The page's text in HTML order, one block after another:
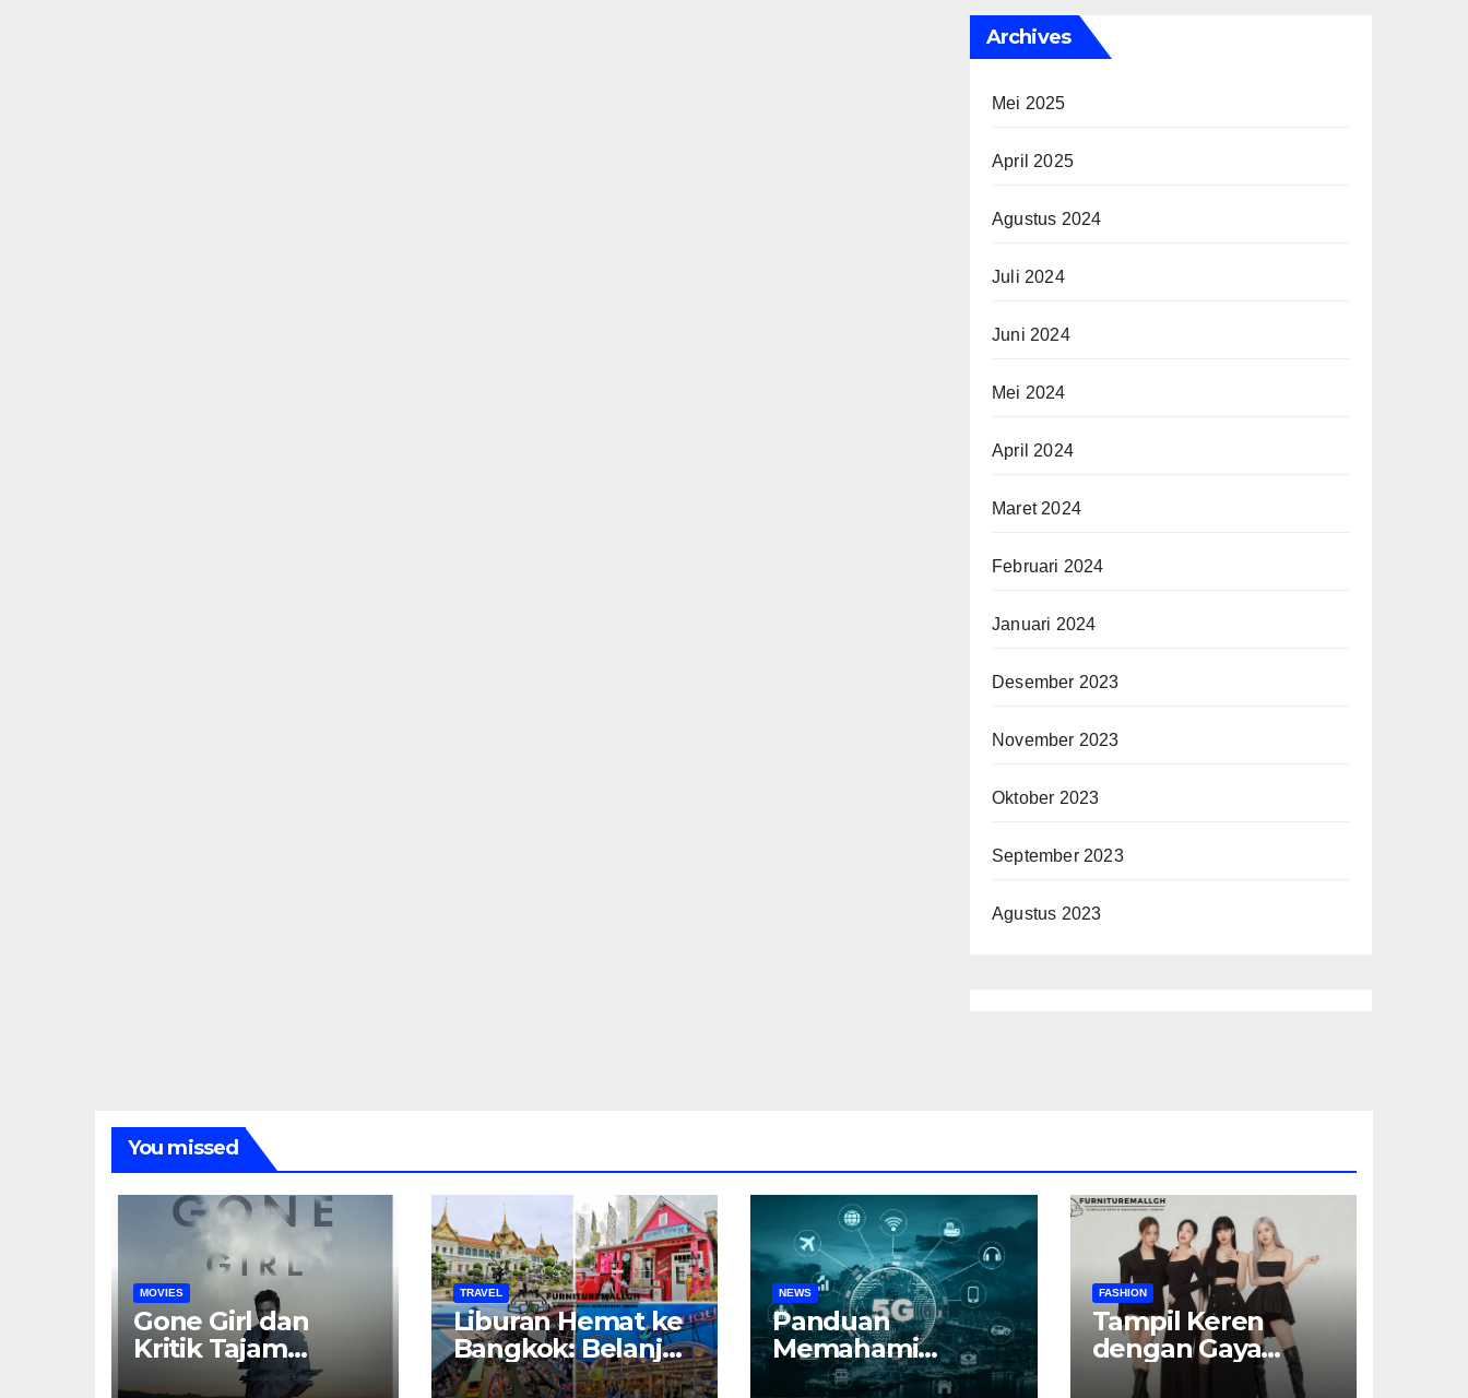
Archives
Mei 2025
April 2025
Agustus 2024
Juli 2024
Juni 2024
Mei 2024
April 2024
Maret 2024
Februari 2024
Januari 2024
Desember 2023
November 2023
Oktober 2023
September 2023
Agustus 2023
You missed
MOVIES
Gone Girl dan
Kritik Tajam
terhadap
TRAVEL
Liburan Hemat ke
Bangkok: Belanja,
Kuliner, dan
NEWS
Panduan
Memahami
Teknologi 5G di
FASHION
Tampil Keren
dengan Gaya
Serba Hitam: